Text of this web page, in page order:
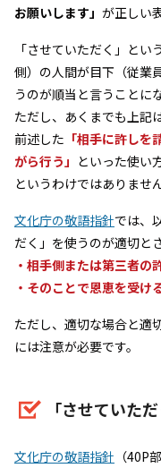
お願いします」 が正しい
「させていただく」と
側）の人間が目下（従業
うのが順当と言うことに
ただし、あくまでも上記
前述した 「相手に許し
がら行う」 といった使い
というわけではありません
文化庁の敬語指針では、
だく」を使うのが適切と
・相手側または第三者の
・そのことで恩恵を受け
ただし、適切な場合と適
には注意が必要です。
「させていた
文化庁の敬語指針 （40P